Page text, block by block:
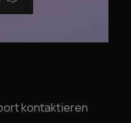
kontaktieren